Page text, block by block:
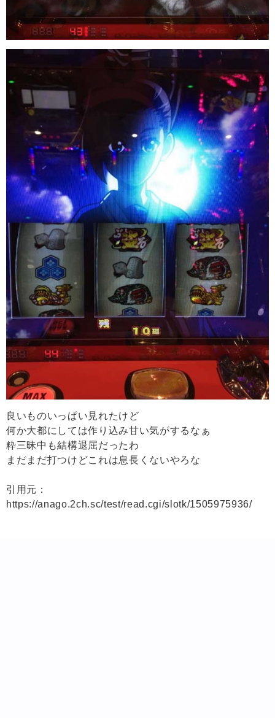
良いものいっぱい見れたけど
何か大都にしては作り込み甘い気がするなぁ
粋三昧中も結構退屈だったわ
まだまだ打つけどこれは息長くないやろな
引用元：
https://anago.2ch.sc/test/read.cgi/slotk/1505975936/